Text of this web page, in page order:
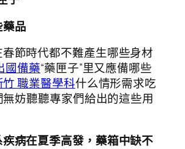
品
節時代都不難產生哪些身材
國備藥“藥匣子”里又應備哪些
竹 職業醫學科什么情形需求吃
妨聽聽專家們給出的這些用
病在夏季高發，藥箱中缺不